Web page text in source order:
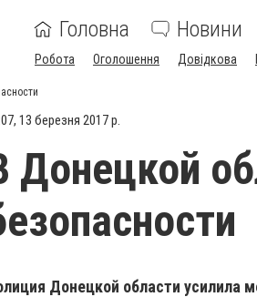
Головна Новини
Робота Оголошення Довідкова
13 березня 2017 р.
Донецкой
Донецкой области усилила